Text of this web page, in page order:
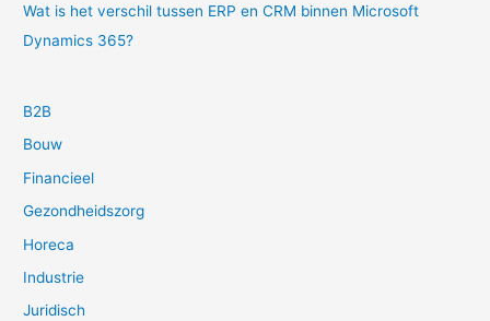
Wat is het verschil tussen ERP en CRM binnen Microsoft
Dynamics 365?
B2B
Bouw
Financieel
Gezondheidszorg
Horeca
Industrie
Juridisch